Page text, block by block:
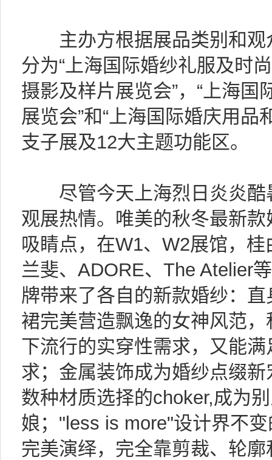
主办方根据展品类别和观
分为“上海国际婚纱礼服及时
摄影及样片展览会”，“上海
展览会”和“上海国际婚庆用品
支子展及12大主题功能区。
尽管今天上海烈日炎炎酷
观展热情。唯美的秋冬最新
吸睛点，在W1、W2展馆，
兰斐、ADORE、The Atelier
牌带来了各自的新款婚纱：
裙完美营造飘逸的女神风范
下流行的实穿性需求，又能
求；金属装饰成为婚纱点缀
数种材质选择的choker,成为
娘；"less is more"设计界不
完美演绎，完全靠剪裁、轮